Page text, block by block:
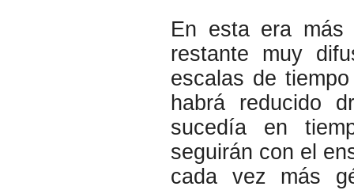
En esta era
restante muy
escalas de
habrá reducido
sucedía en
seguirán con el
cada vez más